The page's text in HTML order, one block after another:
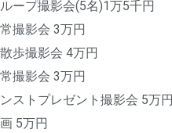
プ撮影会(5名)1万5千円
撮影会 3万円
歩撮影会 4万円
撮影会 3万円
トプレゼント撮影会 5万円
5万円